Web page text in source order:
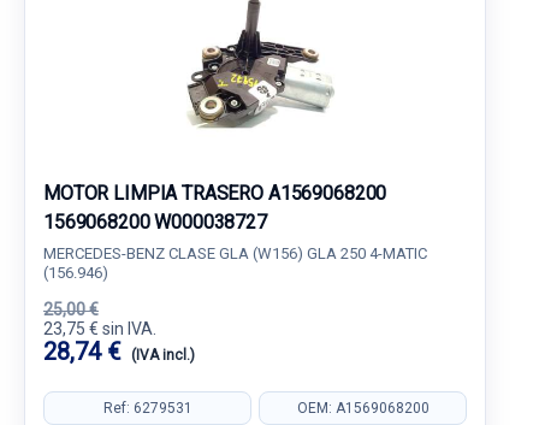
MOTOR LIMPIA TRASERO A1569068200
1569068200 W000038727
MERCEDES-BENZ CLASE GLA (W156) GLA 250 4-MATIC
(156.946)
25,00 €
23,75 € sin IVA.
28,74 € (IVA incl.)
Ref: 6279531 OEM: A1569068200